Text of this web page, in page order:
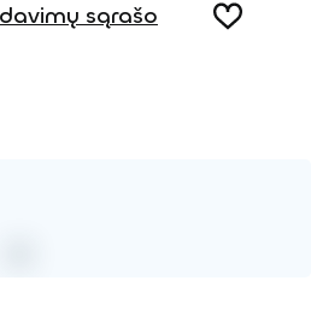
sąrašo